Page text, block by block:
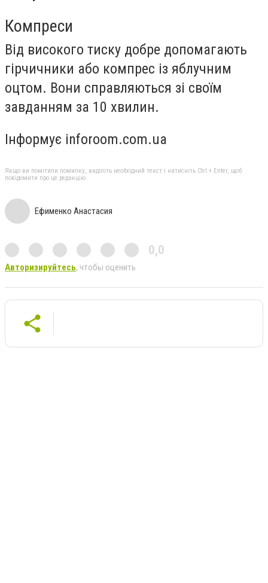
Компреси
Від високого тиску добре допомагають
гірчичники або компрес із яблучним
оцтом. Вони справляються зі своїм
завданням за 10 хвилин.
Інформує inforoom.com.ua
Якщо ви помітили помилку, виділіть необхідний текст і натисніть Ctrl + Enter, щоб
повідомити про це редакцію
Ефименко Анастасия
0,0
Авторизируйтесь, чтобы оценить